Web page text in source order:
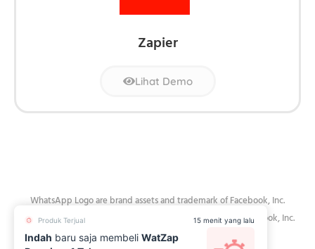
Zapier
Lihat Demo
WhatsApp Logo are brand assets and trademark of Facebook, Inc.
WatZap is not in partnership, sponsored or endorsed by Facebook, Inc.
Produk Terjual 15 menit yang lalu
Indah baru saja membeli WatZap